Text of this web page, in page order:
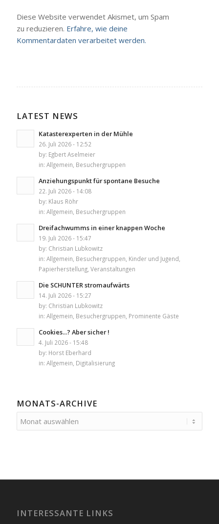
Diese Website verwendet Akismet, um Spam
zu reduzieren. Erfahre, wie deine
Kommentardaten verarbeitet werden.
LATEST NEWS
Katasterexperten in der Mühle
26. Juli 2026 - 12:52
by: Egbert Aselmeier
in: Allgemein Besuchergruppen
Anziehungspunkt für spontane Besuche
22. Juli 2026 - 14:08
by: Klaus Röhr
in: Allgemein Besuchergruppen
Dreifachwumms in einer knappen Woche
19. Juli 2026 - 15:47
by: Christian Lubkowitz
in: Allgemein Besuchergruppen Kinder und Jugend
Papierherstellung, Veranstaltungen
Die SCHUNTER stromaufwärts
14. Juli 2026 - 15:27
by: Christian Lubkowitz
in: Allgemein Besuchergruppen Prominente Gäste
Cookies...? Aber sicher !
4. Juli 2026 - 15:48
by: Horst Eberhard
in: Allgemein Digitalisierung
MONATS-ARCHIVE
INTERESSANTE LINKS